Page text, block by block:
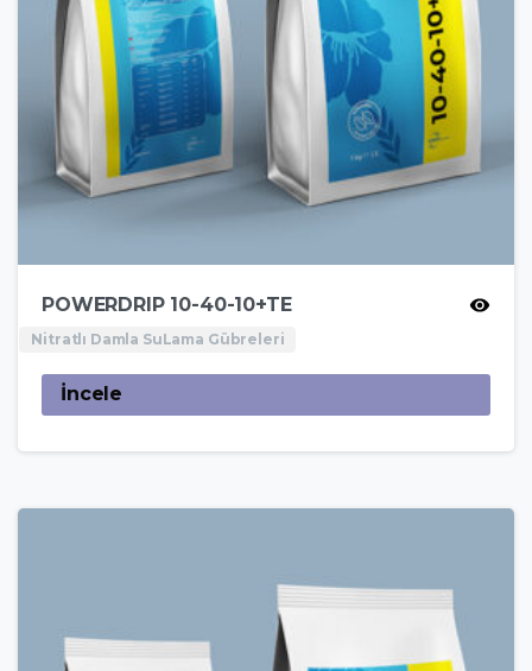
POWERDRIP 10-40-10+TE
Nitratlı Damla SuLama Gübreleri
İncele